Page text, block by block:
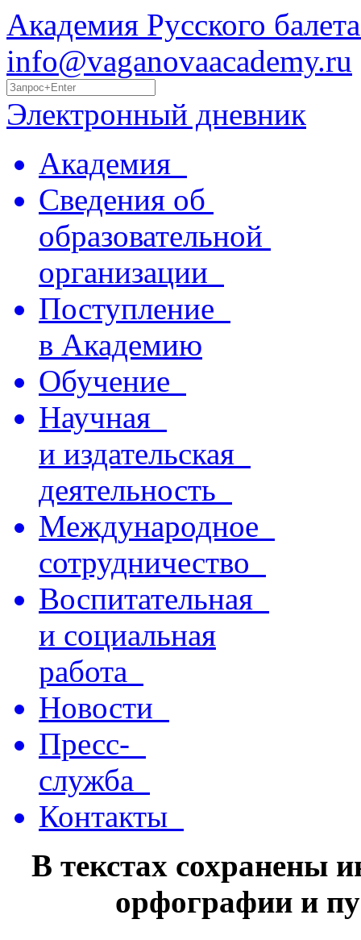
Академия Русского
info@vaganovaacademy.ru
Электронный дневник
Академия
Сведения об
образовательной
организации
Поступление
в Академию
Обучение
Научная
и издательская
деятельность
Международное
сотрудничество
Воспитательная
и социальная
работа
Новости
Пресс-
служба
Контакты
В текстах сохранены
орфографии и